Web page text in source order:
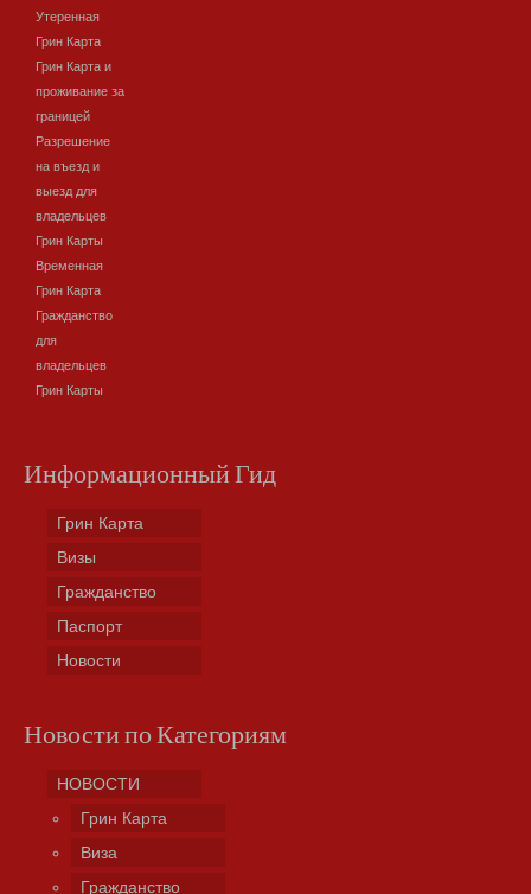
Утеренная
Грин Карта
Грин Карта и
проживание за
границей
Разрешение
на въезд и
выезд для
владельцев
Грин Карты
Временная
Грин Карта
Гражданство
для
владельцев
Грин Карты
Информационный Гид
Грин Карта
Визы
Гражданство
Паспорт
Новости
Новости по Категориям
НОВОСТИ
Грин Карта
Виза
Гражданство